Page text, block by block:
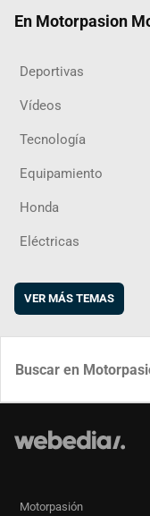
En Motorpasion
Deportivas
Vídeos
Tecnología
Equipamiento
Honda
Eléctricas
VER MÁS TEMAS
Motorpasión